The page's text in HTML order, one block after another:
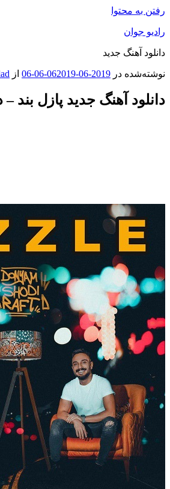
رفتن به محتوا
رادیو جوان
دانلود آهنگ جدید
نوشته‌شده در 2019-06-06
2019-06-06 از
دانلود آهنگ جدید پازل بند